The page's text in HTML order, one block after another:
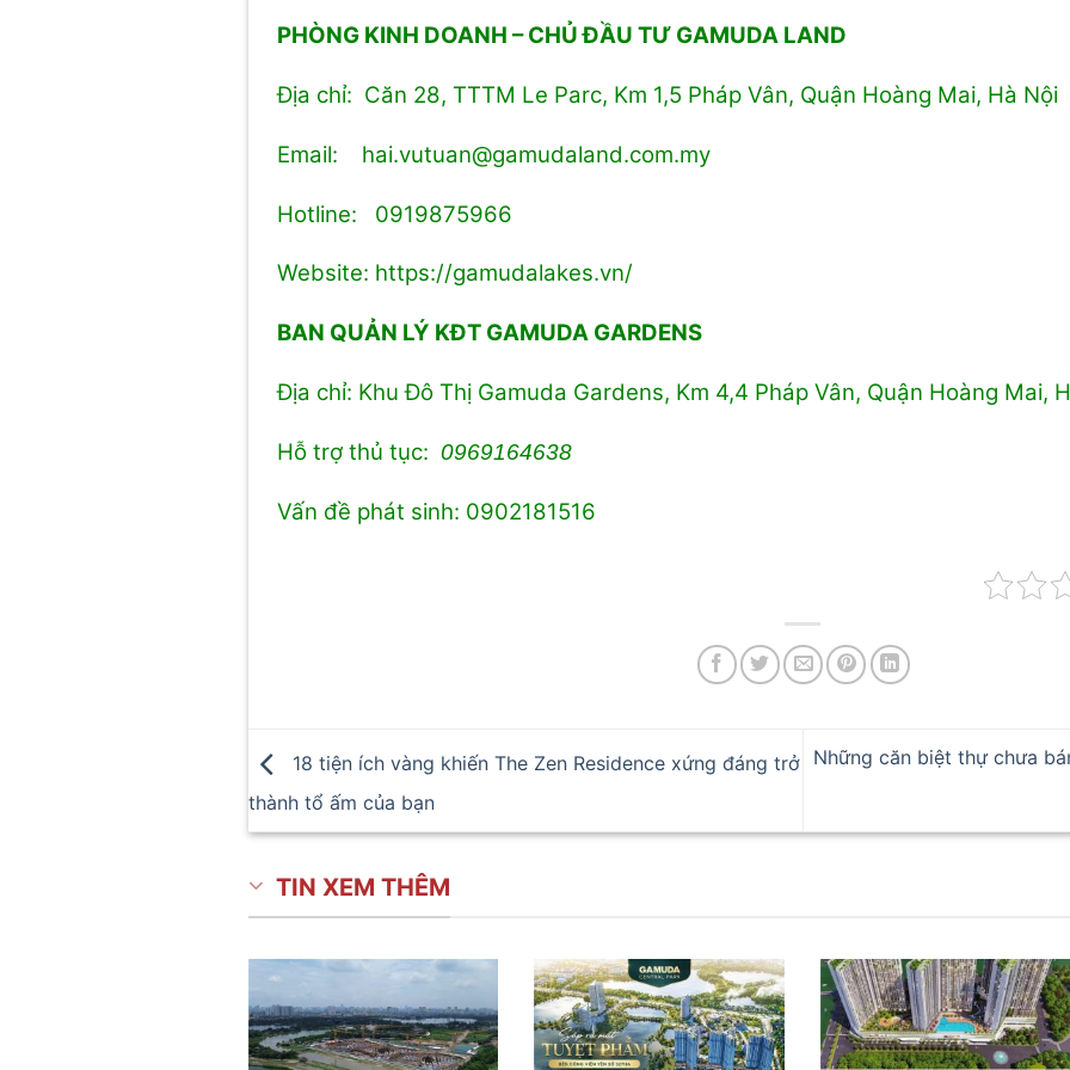
PHÒNG KINH DOANH – CHỦ ĐẦU TƯ GAMUDA LAND
Địa chỉ: Căn 28, TTTM Le Parc, Km 1,5 Pháp Vân, Quận Hoàng Mai, Hà Nội
Email: hai.vutuan@gamudaland.com.my
Hotline: 0919875966
Website: https://gamudalakes.vn/
BAN QUẢN LÝ KĐT GAMUDA GARDENS
Địa chỉ: Khu Đô Thị Gamuda Gardens, Km 4,4 Pháp Vân, Quận Hoàng Mai,
Hỗ trợ thủ tục: 0969164638
Vấn đề phát sinh: 0902181516
18 tiện ích vàng khiến The Zen Residence xứng đáng trở
thành tổ ấm của bạn
Những căn biệt thự chưa
TIN XEM THÊM